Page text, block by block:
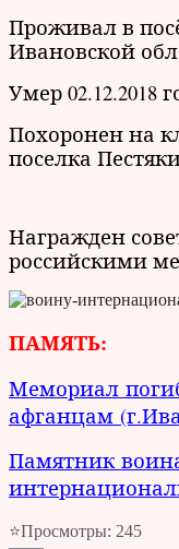
Проживал в
Ивановской
Умер 02.12.2018
Похоронен на
поселка
Награжден
российскими
ПАМЯТЬ:
Мемориал
афганцам
Памятник
⭐Просмотры: 245